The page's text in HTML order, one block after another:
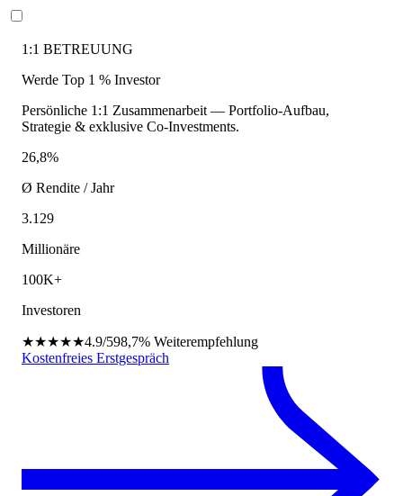
1:1 BETREUUNG
Werde Top 1 % Investor
Persönliche 1:1 Zusammenarbeit — Portfolio-Aufbau,
Strategie & exklusive Co-Investments.
26,8%
Ø Rendite / Jahr
3.129
Millionäre
100K+
Investoren
★★★★★4.9/598,7% Weiterempfehlung
Kostenfreies Erstgespräch